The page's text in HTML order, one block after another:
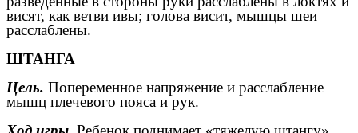
висят, как ветви ивы; голова висит, мышцы шеи
расслаблены.
ШТАНГА
Цель. Попеременное напряжение и расслабление
мышц плечевого пояса и рук.